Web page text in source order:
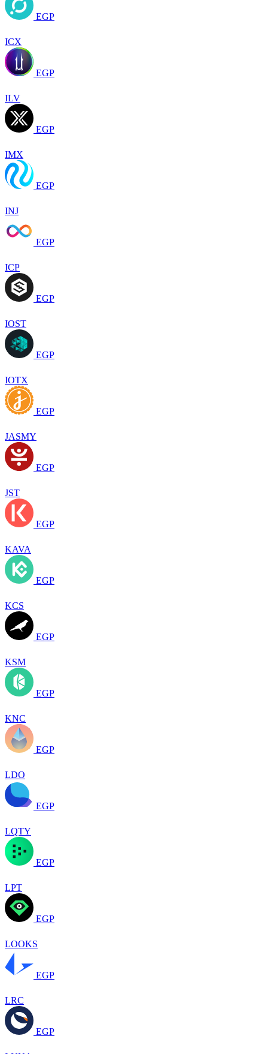
EGP
ICX
EGP
ILV
EGP
IMX
EGP
INJ
EGP
ICP
EGP
IOST
EGP
IOTX
EGP
JASMY
EGP
JST
EGP
KAVA
EGP
KCS
EGP
KSM
EGP
KNC
EGP
LDO
EGP
LQTY
EGP
LPT
EGP
LOOKS
EGP
LRC
EGP